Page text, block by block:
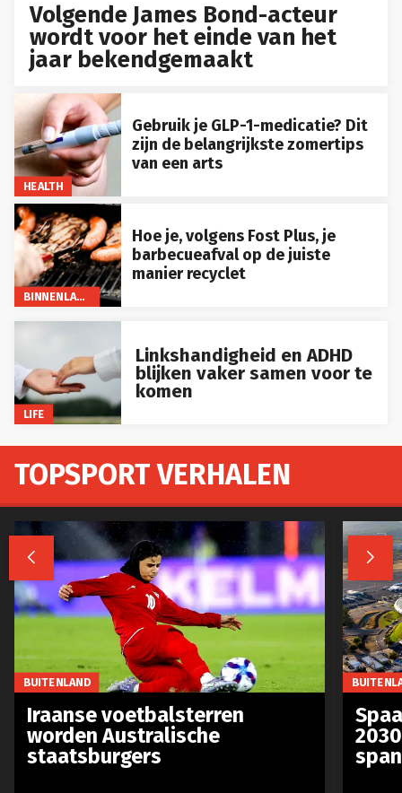
Volgende James Bond-acteur
wordt voor het einde van het
jaar bekendgemaakt
HEALTH
Gebruik je GLP-1-medicatie? Dit
zijn de belangrijkste zomertips
van een arts
BINNENLAND
Hoe je, volgens Fost Plus, je
barbecueafval op de juiste
manier recyclet
LIFE
Linkshandigheid en ADHD
blijken vaker samen voor te
komen
TOPSPORT VERHALEN
 
BUITENLAND
Iraanse voetbalsterren
worden Australische
staatsburgers